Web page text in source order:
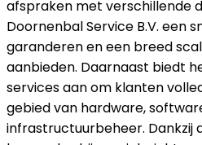
afspraken met verschillende
Doornenbal Service B.V. een
garanderen en een breed
aanbieden. Daarnaast biedt
services aan om klanten
gebied van hardware,
infrastructuurbeheer. Dankzij